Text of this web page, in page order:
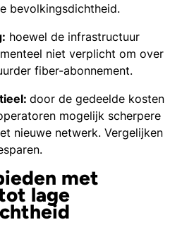
bevolkingsdichtheid.
hoewel de infrastructuur
niet verplicht om over
fiber-abonnement.
door de gedeelde kosten
mogelijk scherpere
nieuwe netwerk. Vergelijken
met
lage